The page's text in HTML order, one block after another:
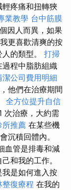
疼痛和扭轉狹
業教學 台中筋膜
因人而異，如果
更喜歡清爽的按
的類型。 打掃
程中脂肪組織
潔公司費用明細
他們在治療期間
全方位提升自信
次治療，大約需
所推薦 在某些機
沉積回體內。
血管是排毒和減
和我的工作。
是如何進入按
整復療程 在我的